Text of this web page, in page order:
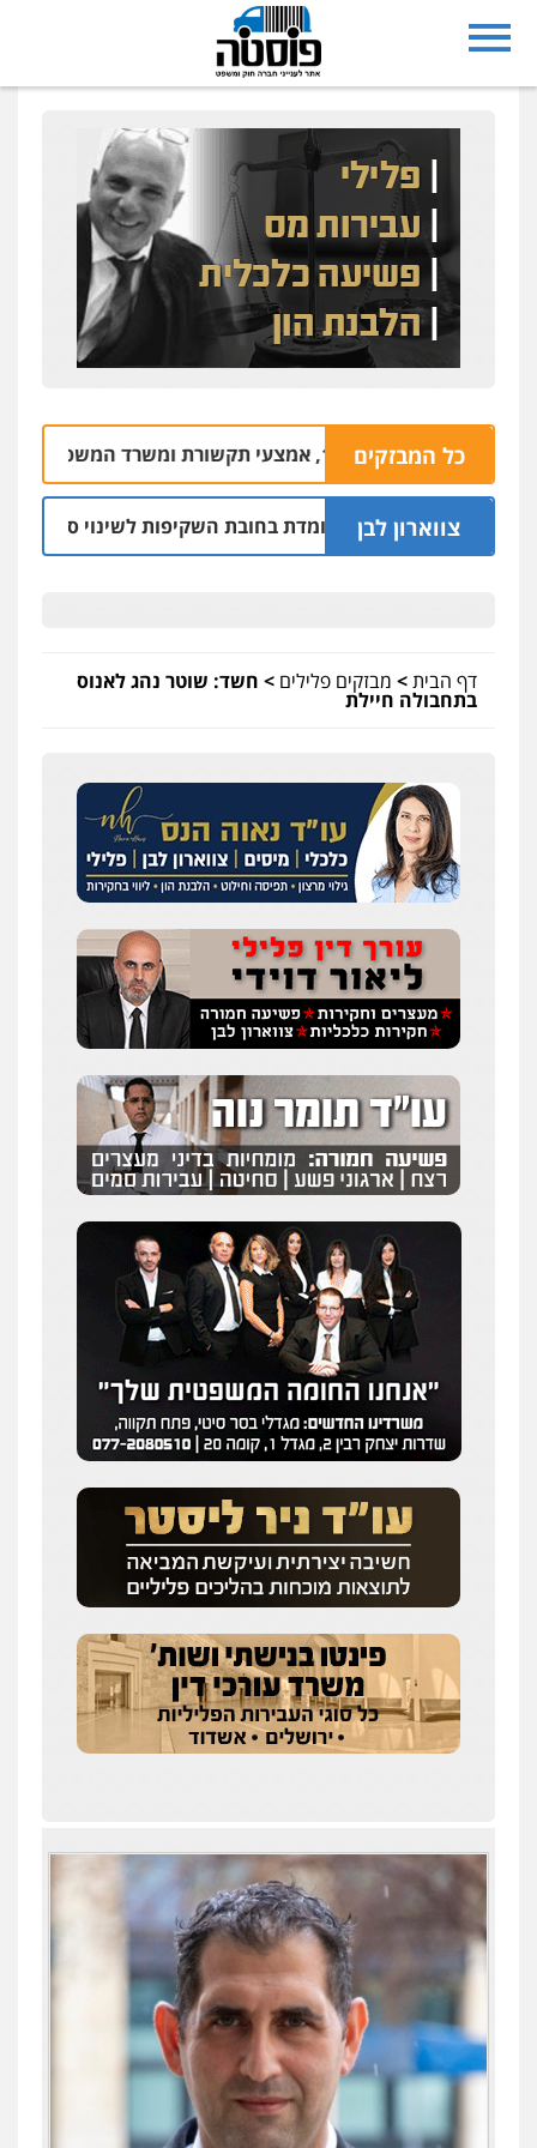
כל המבזקים
תקשורת ומשרד המשפטים
צווארון לבן
המשטרה אינה עומדת בחובת השקיפות לשינוי סף האכיפה
דף הבית> מבזקים פלילים > חשד: שוטר נהג לאנוס
בתחבולה חיילת
עו"ד תומר נוה
שחר לדובסקי, עו"ד
פלילי מעצרים וחקירות עבירות המתה
דין לענייני אסירים
0507913332
פלילי מעצרים וחקירות עורכי דין לענייני
אסירים
0505216700
עו"ד שלומי שרון
פלילי צבאי מעצרים וחקירות
0547342002
עו"ד אלון קריטי
מנשה, אלמוג – עורכי דין
עבירות תנועה צווארון לבן
עורכי דין לענייני אסירים מעצרים וחקירות
0546470989
עו"ד זוהר ארבל
פלילי פשיעה חמורה מעצרים וחקירות
קטינים
0538788878